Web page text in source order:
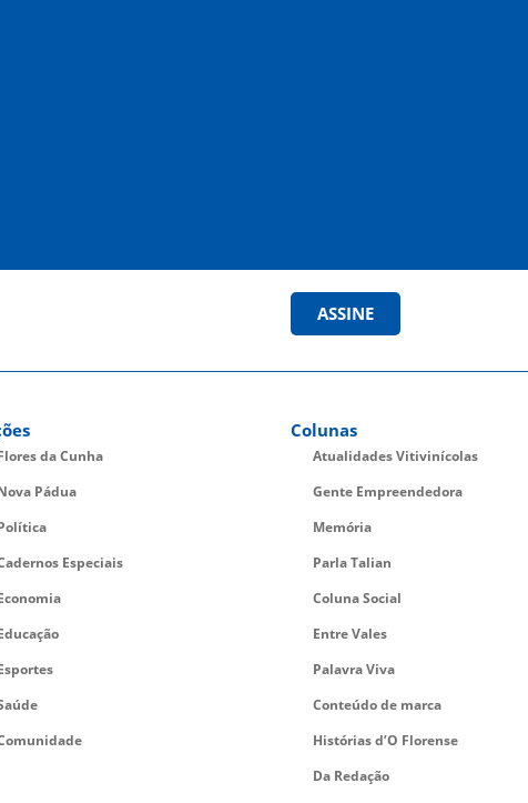
ASSINE
da Cunha
Pádua
Especiais
Colunas
Atualidades Vitivinícolas
Gente Empreendedora
Memória
Parla Talian
Coluna Social
Entre Vales
Palavra Viva
Conteúdo de marca
Histórias d’O Florense
Da Redação